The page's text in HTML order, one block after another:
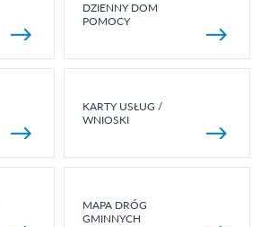
DZIENNY DOM
POMOCY
KARTY USŁUG /
WNIOSKI
MAPA DRÓG
GMINNYCH